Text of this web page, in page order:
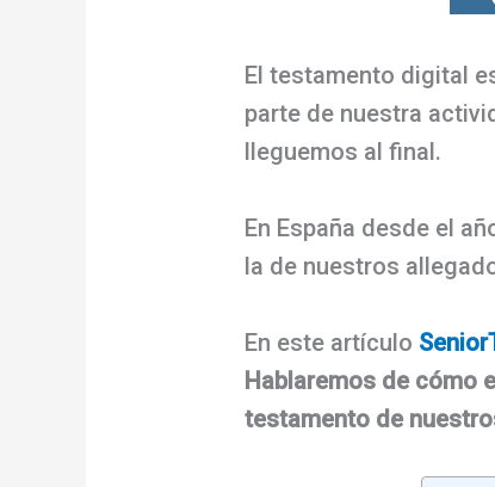
El testamento digital
parte de nuestra
lleguemos al final.
En España desde el
la de nuestros
En este artículo
Hablaremos de cómo
testamento de